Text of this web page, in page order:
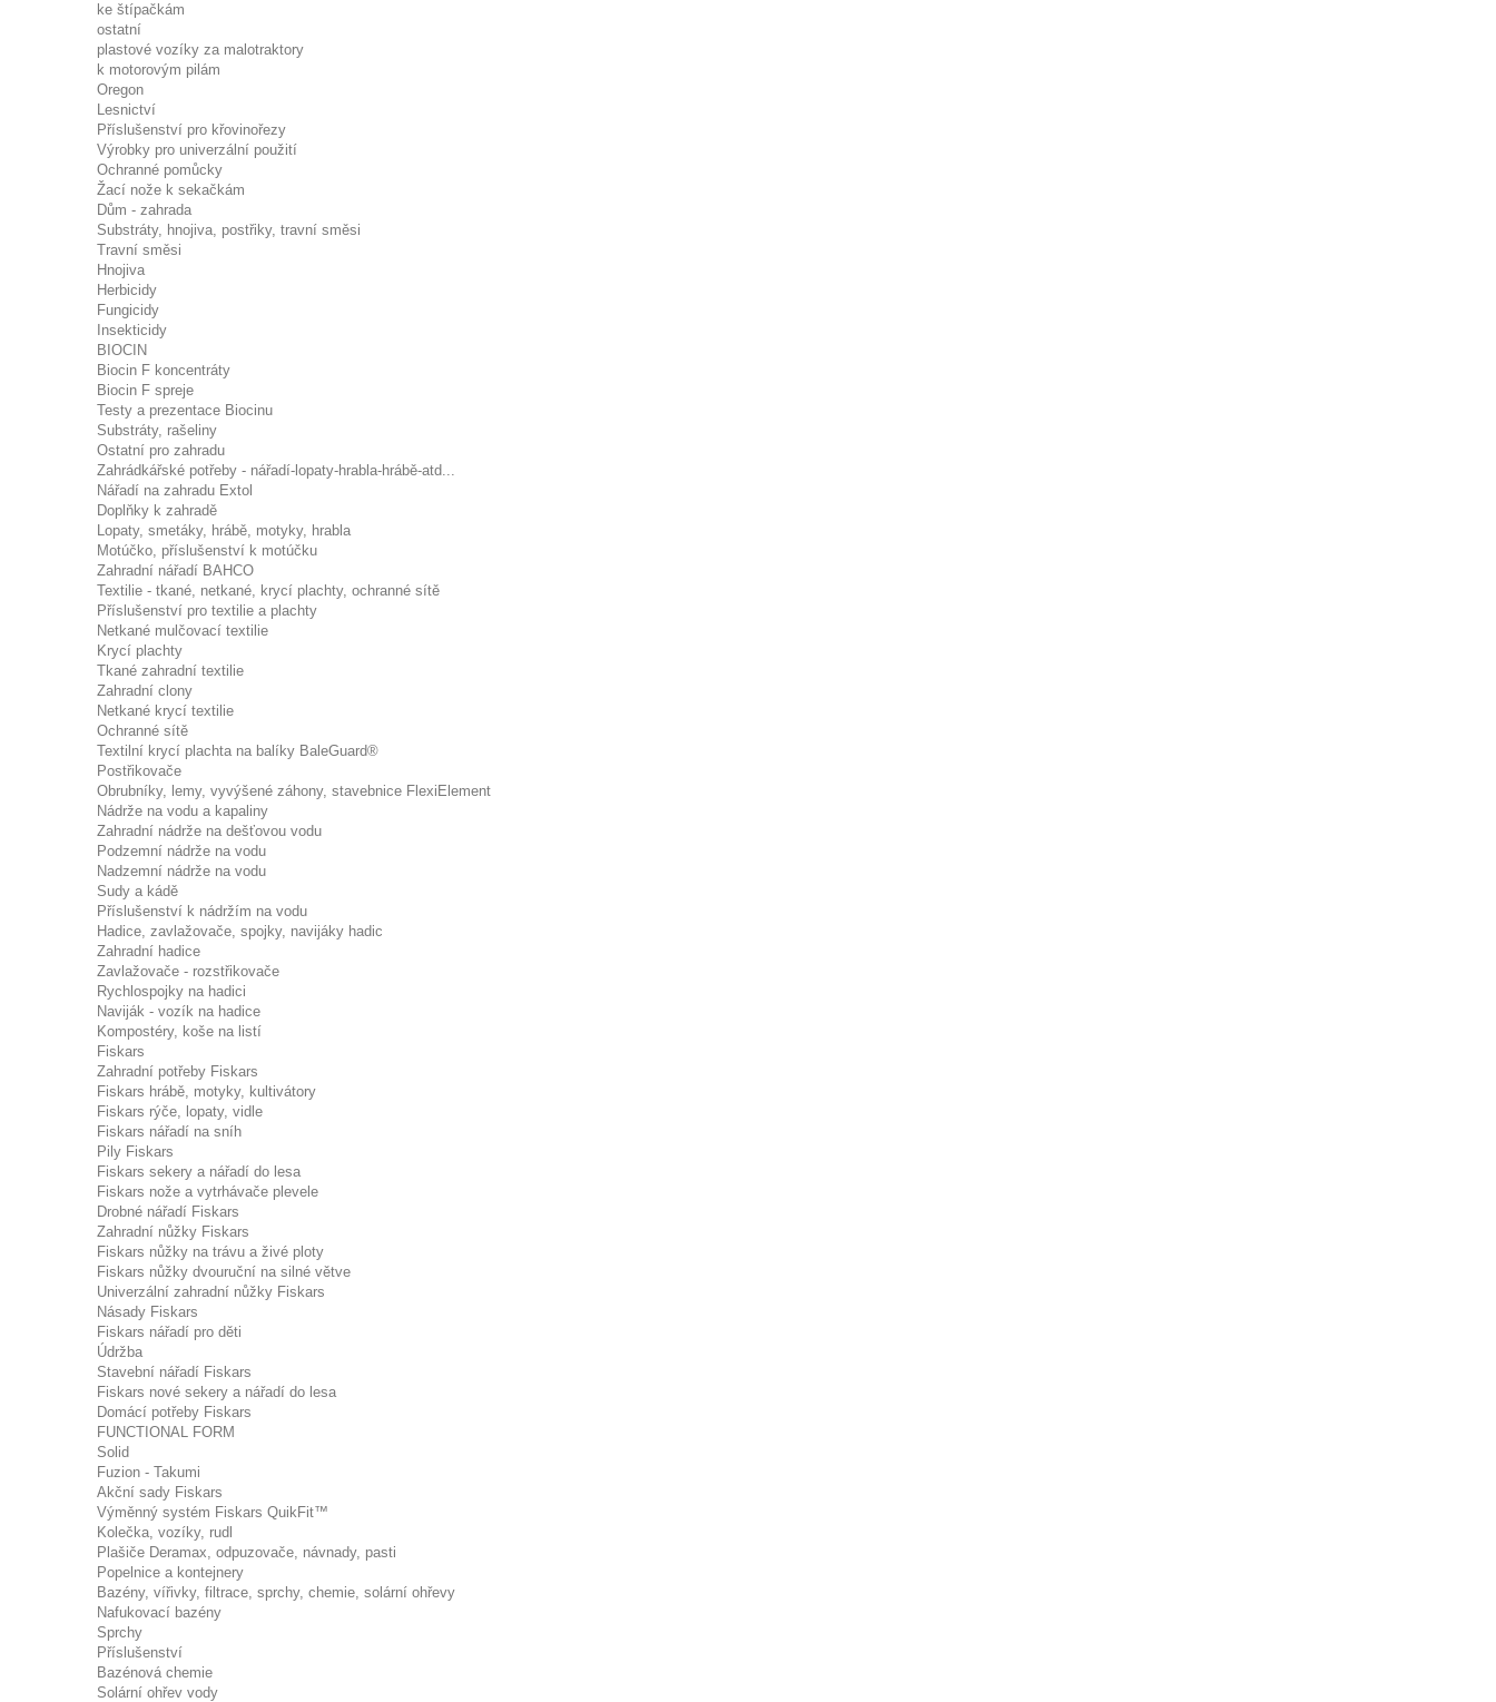
ke štípačkám
ostatní
plastové vozíky za malotraktory
k motorovým pilám
Oregon
Lesnictví
Příslušenství pro křovinořezy
Výrobky pro univerzální použití
Ochranné pomůcky
Žací nože k sekačkám
Dům - zahrada
Substráty, hnojiva, postřiky, travní směsi
Travní směsi
Hnojiva
Herbicidy
Fungicidy
Insekticidy
BIOCIN
Biocin F koncentráty
Biocin F spreje
Testy a prezentace Biocinu
Substráty, rašeliny
Ostatní pro zahradu
Zahrádkářské potřeby - nářadí-lopaty-hrabla-hrábě-atd...
Nářadí na zahradu Extol
Doplňky k zahradě
Lopaty, smetáky, hrábě, motyky, hrabla
Motúčko, příslušenství k motúčku
Zahradní nářadí BAHCO
Textilie - tkané, netkané, krycí plachty, ochranné sítě
Příslušenství pro textilie a plachty
Netkané mulčovací textilie
Krycí plachty
Tkané zahradní textilie
Zahradní clony
Netkané krycí textilie
Ochranné sítě
Textilní krycí plachta na balíky BaleGuard®
Postřikovače
Obrubníky, lemy, vyvýšené záhony, stavebnice FlexiElement
Nádrže na vodu a kapaliny
Zahradní nádrže na dešťovou vodu
Podzemní nádrže na vodu
Nadzemní nádrže na vodu
Sudy a kádě
Příslušenství k nádržím na vodu
Hadice, zavlažovače, spojky, navijáky hadic
Zahradní hadice
Zavlažovače - rozstřikovače
Rychlospojky na hadici
Naviják - vozík na hadice
Kompostéry, koše na listí
Fiskars
Zahradní potřeby Fiskars
Fiskars hrábě, motyky, kultivátory
Fiskars rýče, lopaty, vidle
Fiskars nářadí na sníh
Pily Fiskars
Fiskars sekery a nářadí do lesa
Fiskars nože a vytrhávače plevele
Drobné nářadí Fiskars
Zahradní nůžky Fiskars
Fiskars nůžky na trávu a živé ploty
Fiskars nůžky dvouruční na silné větve
Univerzální zahradní nůžky Fiskars
Násady Fiskars
Fiskars nářadí pro děti
Údržba
Stavební nářadí Fiskars
Fiskars nové sekery a nářadí do lesa
Domácí potřeby Fiskars
FUNCTIONAL FORM
Solid
Fuzion - Takumi
Akční sady Fiskars
Výměnný systém Fiskars QuikFit™
Kolečka, vozíky, rudl
Plašiče Deramax, odpuzovače, návnady, pasti
Popelnice a kontejnery
Bazény, vířivky, filtrace, sprchy, chemie, solární ohřevy
Nafukovací bazény
Sprchy
Příslušenství
Bazénová chemie
Solární ohřev vody